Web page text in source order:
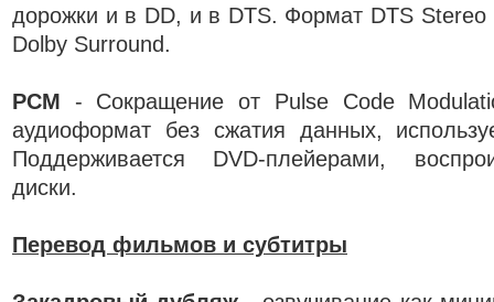
дорожки и в DD, и в DTS. Формат DTS Stereo
Dolby Surround.
РСМ - Сокращение от Pulse Code
аудиоформат без сжатия данных,
Поддерживается DVD-плейерами,
диски.
Перевод фильмов и субтитры